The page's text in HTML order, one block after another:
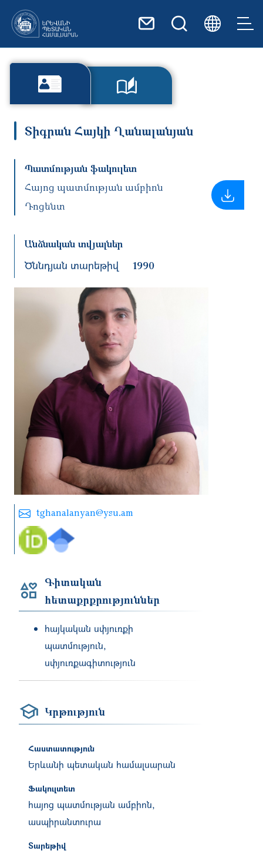
tghanalanyan@ysu.am
Տիգրան Հայկի Ղանալանյան
Պատմության ֆակուլետ
Հայոց պատմության ամբիոն
Դոցենտ
Անձնական տվյալներ
Ծննդյան տարեթիվ 1990
Գիտական
հետաքրքրություններ
հայկական սփյուռքի
պատմություն,
սփյուռքագիտություն
Կրթություն
Հաստատություն
Երևանի պետական համալսարան
Ֆակուլտետ
հայոց պատմության ամբիոն,
ասպիրանտուրա
Տարեթիվ